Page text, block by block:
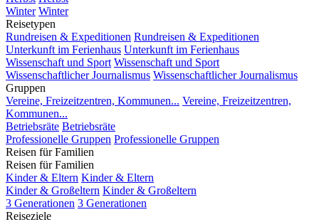
Winter Winter
Reisetypen
Rundreisen & Expeditionen Rundreisen & Expeditionen
Unterkunft im Ferienhaus Unterkunft im Ferienhaus
Wissenschaft und Sport Wissenschaft und Sport
Wissenschaftlicher Journalismus Wissenschaftlicher Journalismus
Gruppen
Vereine, Freizeitzentren, Kommunen... Vereine, Freizeitzentren,
Kommunen...
Betriebsräte Betriebsräte
Professionelle Gruppen Professionelle Gruppen
Reisen für Familien
Reisen für Familien
Kinder & Eltern Kinder & Eltern
Kinder & Großeltern Kinder & Großeltern
3 Generationen 3 Generationen
Reiseziele